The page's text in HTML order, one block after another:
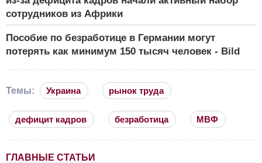
сотрудников из Африки
Пособие по безработице в Германии могут
потерять как минимум 150 тысяч человек - Bild
Темы: Украина рынок труда
дефицит кадров безработица МВФ
ГЛАВНЫЕ СТАТЬИ